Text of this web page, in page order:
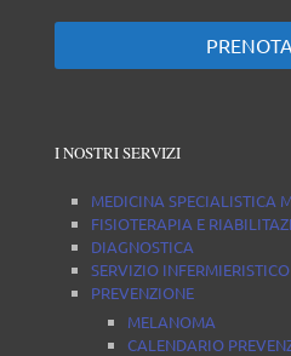
I NOSTRI SERVIZI
MEDICINA SPECIALISTICA
FISIOTERAPIA E
DIAGNOSTICA
SERVIZIO INFERMIERISTICO
PREVENZIONE
MELANOMA
CALENDARIO